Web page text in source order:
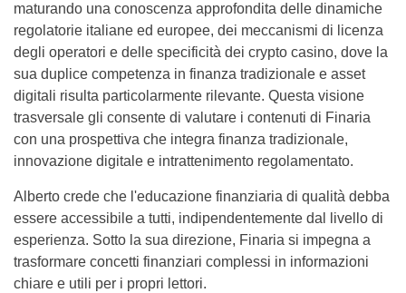
maturando una conoscenza approfondita delle dinamiche
regolatorie italiane ed europee, dei meccanismi di licenza
degli operatori e delle specificità dei crypto casino, dove la
sua duplice competenza in finanza tradizionale e asset
digitali risulta particolarmente rilevante. Questa visione
trasversale gli consente di valutare i contenuti di Finaria
con una prospettiva che integra finanza tradizionale,
innovazione digitale e intrattenimento regolamentato.
Alberto crede che l'educazione finanziaria di qualità debba
essere accessibile a tutti, indipendentemente dal livello di
esperienza. Sotto la sua direzione, Finaria si impegna a
trasformare concetti finanziari complessi in informazioni
chiare e utili per i propri lettori.